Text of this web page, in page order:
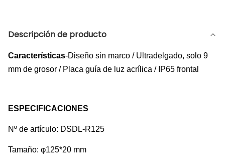
Descripción de producto
Características-Diseño sin marco / Ultradelgado, solo 9
mm de grosor / Placa guía de luz acrílica / IP65 frontal
ESPECIFICACIONES
Nº de artículo: DSDL-R125
Tamaño: φ125*20 mm